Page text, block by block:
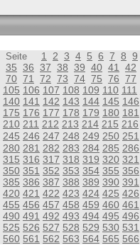
Seite 1 2 3 4 5 6 7 8 9
35 36 37 38 39 40 41 42
70 71 72 73 74 75 76 77
105 106 107 108 109 110 111
140 141 142 143 144 145 146
175 176 177 178 179 180 181
210 211 212 213 214 215 216
245 246 247 248 249 250 251
280 281 282 283 284 285 286
315 316 317 318 319 320 321
350 351 352 353 354 355 356
385 386 387 388 389 390 391
420 421 422 423 424 425 426
455 456 457 458 459 460 461
490 491 492 493 494 495 496
525 526 527 528 529 530 531
560 561 562 563 564 565 566